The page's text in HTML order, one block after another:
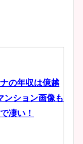
凄い！
てた時の体重が
因や痩せたダ
の年収は億越
ンション画像も
凄い！